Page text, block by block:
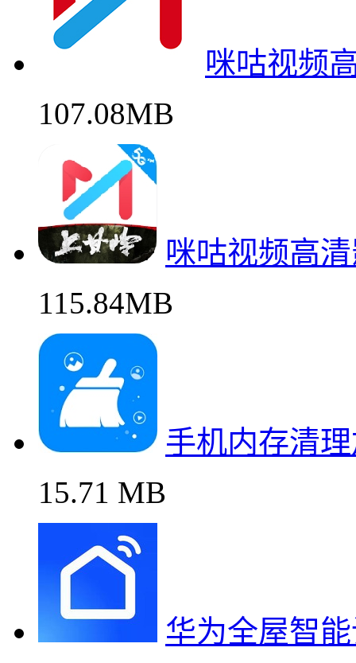
咪咕视频
107.08MB
咪咕视频高
115.84MB
手机内存清
15.71 MB
华为全屋智